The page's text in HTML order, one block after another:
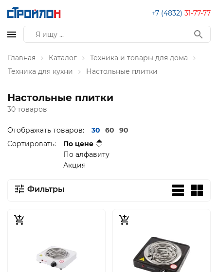
+7 (4832) 31-77-77
Главная Каталог
Техника и товары для дома
Техника для кухни
Настольные плитки
Настольные плитки
30 товаров
Отображать товаров: 30 60
90
Сортировать:
По цене
По алфавиту
Акция
Фильтры